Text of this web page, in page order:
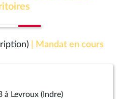
| Mandat en cours
à Levroux (Indre)